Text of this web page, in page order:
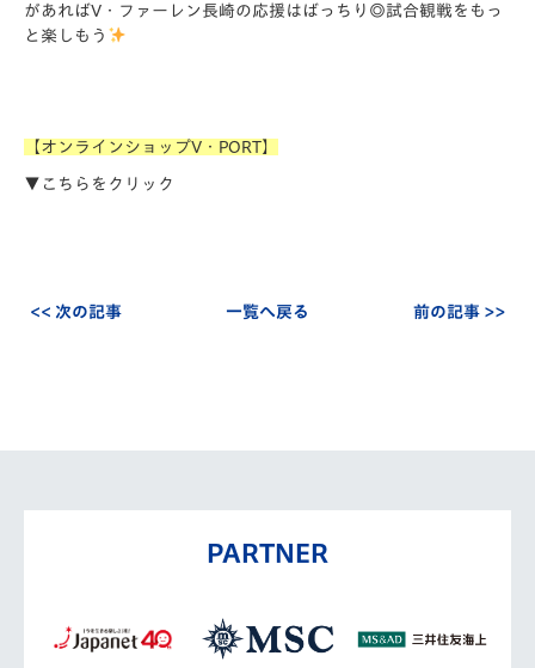
があればV・ファーレン長崎の応援はばっちり◎試合観戦をもっ
と楽しもう
【オンラインショップV・PORT】
▼こちらをクリック
<< 次の記事 一覧へ戻る 前の記事 >>
PARTNER